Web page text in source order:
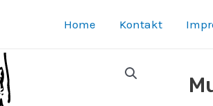
Home Kontakt